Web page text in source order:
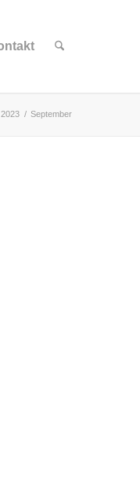
2023 / September